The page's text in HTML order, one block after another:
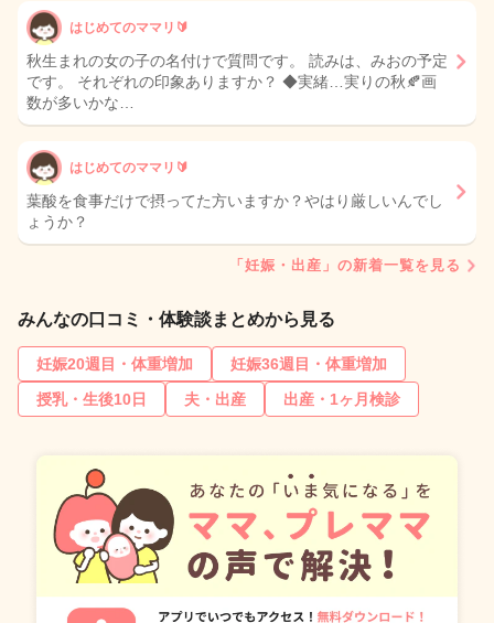
はじめてのママリ🔰
秋生まれの女の子の名付けで質問です。 読みは、みおの予定
です。 それぞれの印象ありますか？ ◆実緒…実りの秋🍂画
数が多いかな…
はじめてのママリ🔰
葉酸を食事だけで摂ってた方いますか？やはり厳しいんでし
ょうか？
「妊娠・出産」の新着一覧を見る
みんなの口コミ・体験談まとめから見る
妊娠20週目・体重増加
妊娠36週目・体重増加
授乳・生後10日
夫・出産 出産・1ヶ月検診